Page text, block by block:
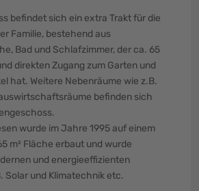
befindet sich ein extra Trakt für die
Familie, bestehend aus
Bad und Schlafzimmer, der ca. 65
direkten Zugang zum Garten und
hat. Weitere Nebenräume wie z.B.
befinden sich
wurde im Jahre 1995 auf einem
m² Fläche erbaut und wurde
und energieeffizienten
Solar und Klimatechnik etc.